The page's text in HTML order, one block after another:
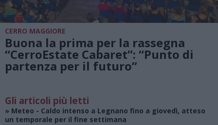
CERRO MAGGIORE
Buona la prima per la rassegna
“CerroEstate Cabaret”: “Punto di
partenza per il futuro”
Gli articoli più letti
» Meteo - Caldo intenso a Legnano fino a giovedì, atteso
un temporale per il fine settimana